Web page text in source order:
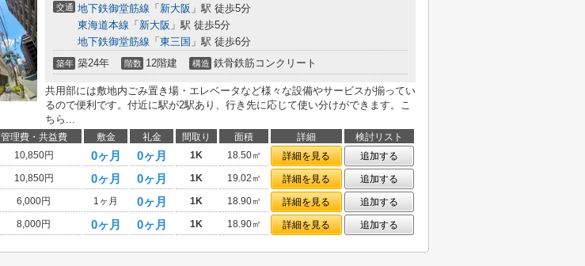
交通 地下鉄御堂筋線 「 新大阪 」駅 徒歩5分
東海道本線 「 新大阪 」駅 徒歩5分
地下鉄御堂筋線 「 東三国 」駅 徒歩6分
築年 築24年 階数 12階建 構造 鉄骨鉄筋コンクリート
共用部には敷地内ごみ置き場・エレベータなど様々な設備やサービスが揃ってい
るので便利です。付近に駅が2駅あり、行き先に応じて使い分けができます。こ
ちら...
管理費・共益費 敷金 礼金 間取り 面積 詳細
検討リスト
10,850円 0ヶ月 0ヶ月 1K 18.50㎡ 詳細を見る
追加する
10,850円 0ヶ月 0ヶ月 1K 19.02㎡ 詳細を見る
追加する
6,000円 1ヶ月 0ヶ月 1K 18.90㎡ 詳細を見る
追加する
8,000円 0ヶ月 0ヶ月 1K 18.90㎡ 詳細を見る 追加する